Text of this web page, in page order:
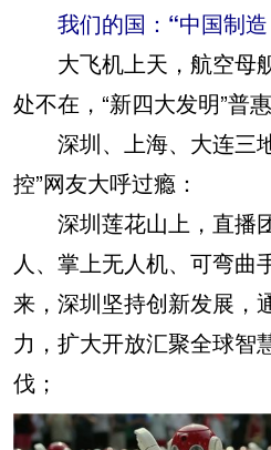
我们的国：“中国制造
大飞机上天，航空母
处不在，“新四大发明”
深圳、上海、大连三
控”网友大呼过瘾：
深圳莲花山上，直播
人、掌上无人机、可弯曲
来，深圳坚持创新发展，
力，扩大开放汇聚全球智
伐；